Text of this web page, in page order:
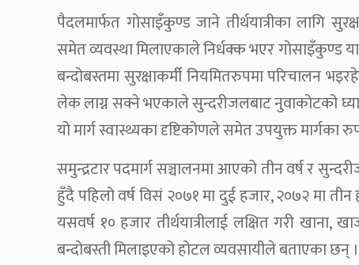
पैदलमार्फत गोसाइँकुण्ड जाने तीर्थयात्रीका लागि
समेत व्यवस्था मिलाएकाले निर्धक्क भएर गोसाइँकुण्ड
बन्दोबस्तमा सुरक्षाकर्मी नियमितरुपमा परिचालन
लेक लाग्न सक्ने भएकाले सुन्दरीजलबाट नुवाकोटको
यो मार्ग स्वास्थ्यका दृष्टिकोणले समेत उपयुक्त मार्गका
समुन्द्रटार पदमार्ग सञ्चालनमा आएको तीन वर्ष र
हुँदै पहिलो वर्ष विसं २०७१ मा दुई हजार, २०७२ मा
यसवर्ष १० हजार तीर्थयात्रीलाई लक्षित गरी खाना,
बन्दोबस्ती मिलाइएको होटल व्यवसायीले बताएका छन्